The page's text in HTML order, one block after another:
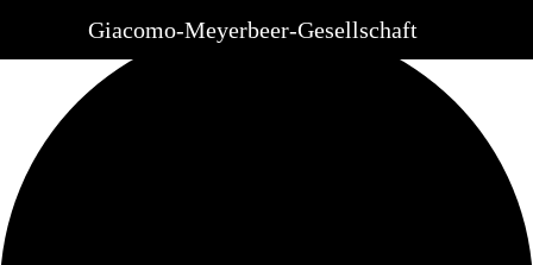
Giacomo-Meyerbeer-Gesellschaft